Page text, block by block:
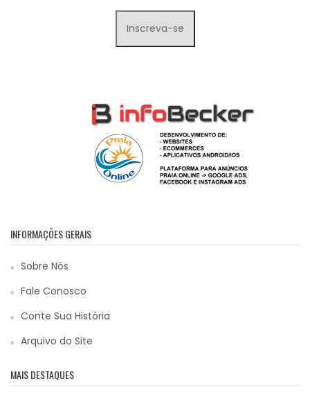
INFORMAÇÕES GERAIS
Sobre Nós
Fale Conosco
Conte Sua História
Arquivo do Site
MAIS DESTAQUES